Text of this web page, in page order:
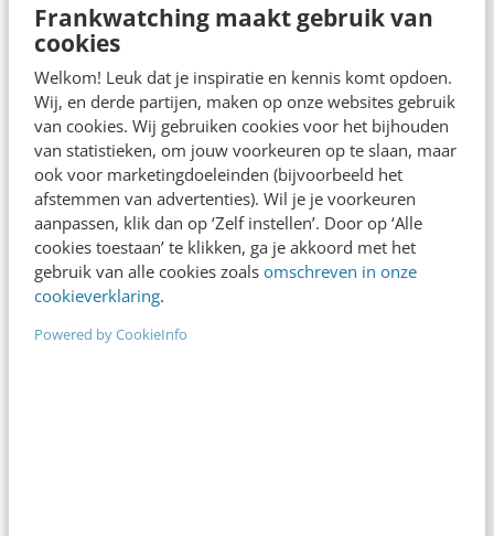
Frankwatching maakt gebruik van
cookies
Welkom! Leuk dat je inspiratie en kennis komt opdoen.
Wij, en derde partijen, maken op onze websites gebruik
van cookies. Wij gebruiken cookies voor het bijhouden
van statistieken, om jouw voorkeuren op te slaan, maar
ook voor marketingdoeleinden (bijvoorbeeld het
afstemmen van advertenties). Wil je je voorkeuren
aanpassen, klik dan op ‘Zelf instellen’. Door op ‘Alle
cookies toestaan’ te klikken, ga je akkoord met het
gebruik van alle cookies zoals omschreven in onze
cookieverklaring.
Powered by CookieInfo
KLANTCONTACT & CX
Geschikte webhosting vinden? Houd
rekening met deze 7 factoren
Een goede website of webshop staat of valt bij
degelijke en stabiele hosting. Voor iedereen die in
die industrie werkt lijkt het…
Jan Willem van Tilburg· 2 jaar geleden